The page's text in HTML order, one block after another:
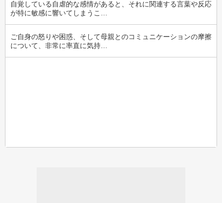
自覚している自虐的な感情があると、それに関連する言葉や反応
が特に敏感に響いてしまうこ…
ご自身の怒りや困惑、そして母親とのコミュニケーションの摩擦
について、非常に率直に気持…